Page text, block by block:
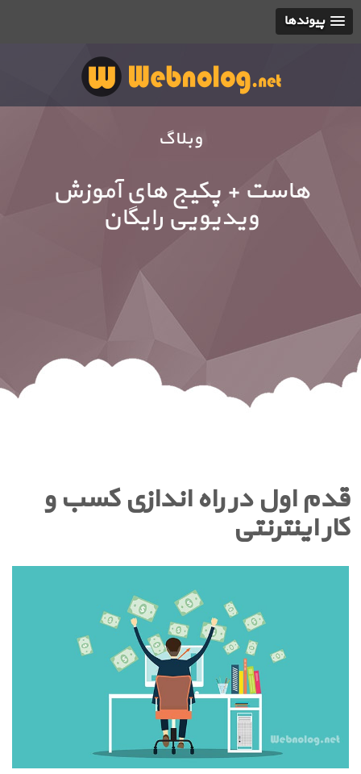
پیوندها
وبلاگ
هاست + پکیج های آموزش
ویدیویی رایگان
قدم اول در راه اندازی کسب و
کار اینترنتی